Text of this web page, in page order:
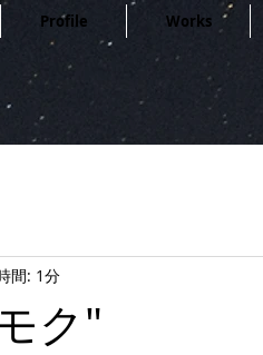
Profile Works
ク"
間: 1分